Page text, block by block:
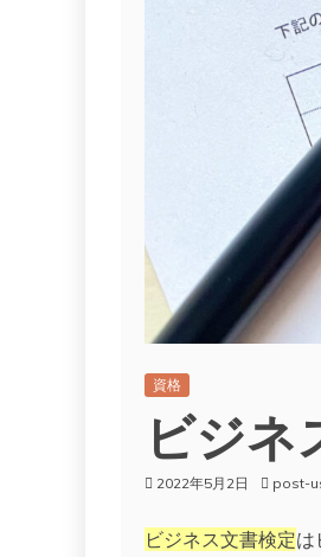
資格
ビジネ
2022年5月2日 post-
ビジネス文書検定は